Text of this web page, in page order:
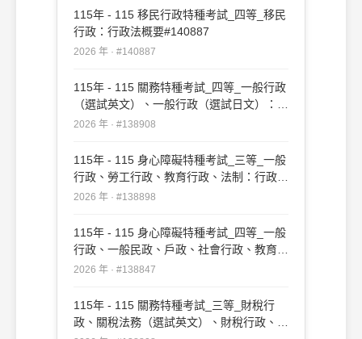
#141716
115年 - 115 移民行政特種考試_四等_移民
行政：行政法概要#140887
2026 年 · #140887
115年 - 115 關務特種考試_四等_一般行政
（選試英文）、一般行政（選試日文）：行
政法概要#138908
2026 年 · #138908
115年 - 115 身心障礙特種考試_三等_一般
行政、勞工行政、教育行政、法制：行政法
#138898
2026 年 · #138898
115年 - 115 身心障礙特種考試_四等_一般
行政、一般民政、戶政、社會行政、教育行
政：行政法概要#138847
2026 年 · #138847
115年 - 115 關務特種考試_三等_財稅行
政、關稅法務（選試英文）、財稅行政、關